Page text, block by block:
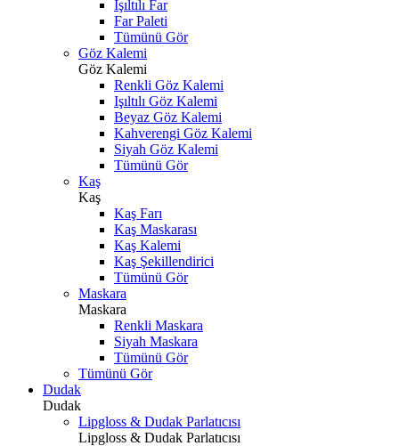
Işıltılı Far
Far Paleti
Tümünü Gör
Göz Kalemi
Göz Kalemi
Renkli Göz Kalemi
Işıltılı Göz Kalemi
Beyaz Göz Kalemi
Kahverengi Göz Kalemi
Siyah Göz Kalemi
Tümünü Gör
Kaş
Kaş
Kaş Farı
Kaş Maskarası
Kaş Kalemi
Kaş Şekillendirici
Tümünü Gör
Maskara
Maskara
Renkli Maskara
Siyah Maskara
Tümünü Gör
Tümünü Gör
Dudak
Dudak
Lipgloss & Dudak Parlatıcısı
Lipgloss & Dudak Parlatıcısı